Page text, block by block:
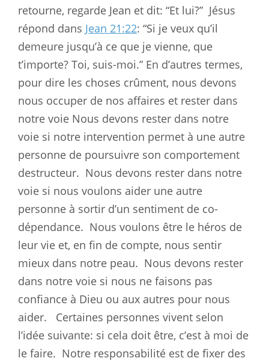
retourne, regarde Jean et dit: “Et lui?” Jésus
répond dans Jean 21:22: “Si je veux qu’il
demeure jusqu’à ce que je vienne, que
t’importe? Toi, suis-moi.” En d’autres termes,
pour dire les choses crûment, nous devons
nous occuper de nos affaires et rester dans
notre voie Nous devons rester dans notre
voie si notre intervention permet à une autre
personne de poursuivre son comportement
destructeur. Nous devons rester dans notre
voie si nous voulons aider une autre
personne à sortir d’un sentiment de co-
dépendance. Nous voulons être le héros de
leur vie et, en fin de compte, nous sentir
mieux dans notre peau. Nous devons rester
dans notre voie si nous ne faisons pas
confiance à Dieu ou aux autres pour nous
aider.
Certaines personnes vivent selon
l’idée suivante: si cela doit être, c’est à moi de
le faire. Notre responsabilité est de fixer des